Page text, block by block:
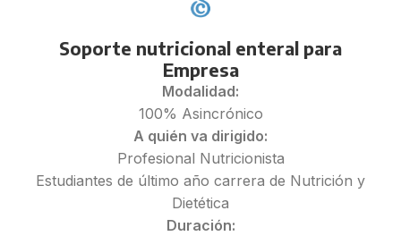
Soporte nutricional enteral para
Empresa
Modalidad:
100% Asincrónico
A quién va dirigido:
Profesional Nutricionista
Estudiantes de último año carrera de Nutrición y
Dietética
Duración: